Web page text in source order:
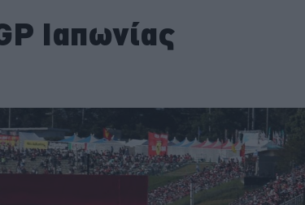
Ιαπωνίας